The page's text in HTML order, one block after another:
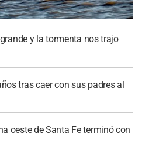
y la tormenta nos trajo
tras caer con sus padres al
oeste de Santa Fe terminó con